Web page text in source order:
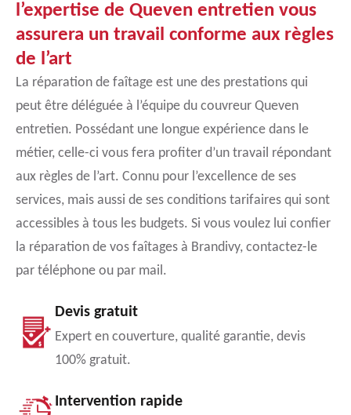
l’expertise de Queven entretien vous
assurera un travail conforme aux règles
de l’art
La réparation de faîtage est une des prestations qui
peut être déléguée à l’équipe du couvreur Queven
entretien. Possédant une longue expérience dans le
métier, celle-ci vous fera profiter d’un travail répondant
aux règles de l’art. Connu pour l’excellence de ses
services, mais aussi de ses conditions tarifaires qui sont
accessibles à tous les budgets. Si vous voulez lui confier
la réparation de vos faîtages à Brandivy, contactez-le
par téléphone ou par mail.
Devis gratuit
Expert en couverture, qualité garantie, devis
100% gratuit.
Intervention rapide